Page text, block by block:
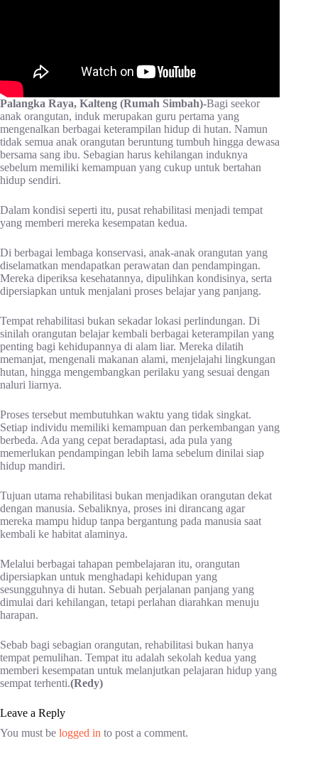
Palangka Raya, Kalteng (Rumah Simbah)-Bagi seekor
anak orangutan, induk merupakan guru pertama yang
mengenalkan berbagai keterampilan hidup di hutan. Namun
tidak semua anak orangutan beruntung tumbuh hingga dewasa
bersama sang ibu. Sebagian harus kehilangan induknya
sebelum memiliki kemampuan yang cukup untuk bertahan
hidup sendiri.
Dalam kondisi seperti itu, pusat rehabilitasi menjadi tempat
yang memberi mereka kesempatan kedua.
Di berbagai lembaga konservasi, anak-anak orangutan yang
diselamatkan mendapatkan perawatan dan pendampingan.
Mereka diperiksa kesehatannya, dipulihkan kondisinya, serta
dipersiapkan untuk menjalani proses belajar yang panjang.
Tempat rehabilitasi bukan sekadar lokasi perlindungan. Di
sinilah orangutan belajar kembali berbagai keterampilan yang
penting bagi kehidupannya di alam liar. Mereka dilatih
memanjat, mengenali makanan alami, menjelajahi lingkungan
hutan, hingga mengembangkan perilaku yang sesuai dengan
naluri liarnya.
Proses tersebut membutuhkan waktu yang tidak singkat.
Setiap individu memiliki kemampuan dan perkembangan yang
berbeda. Ada yang cepat beradaptasi, ada pula yang
memerlukan pendampingan lebih lama sebelum dinilai siap
hidup mandiri.
Tujuan utama rehabilitasi bukan menjadikan orangutan dekat
dengan manusia. Sebaliknya, proses ini dirancang agar
mereka mampu hidup tanpa bergantung pada manusia saat
kembali ke habitat alaminya.
Melalui berbagai tahapan pembelajaran itu, orangutan
dipersiapkan untuk menghadapi kehidupan yang
sesungguhnya di hutan. Sebuah perjalanan panjang yang
dimulai dari kehilangan, tetapi perlahan diarahkan menuju
harapan.
Sebab bagi sebagian orangutan, rehabilitasi bukan hanya
tempat pemulihan. Tempat itu adalah sekolah kedua yang
memberi kesempatan untuk melanjutkan pelajaran hidup yang
sempat terhenti.(Redy)
Leave a Reply
You must be logged in to post a comment.